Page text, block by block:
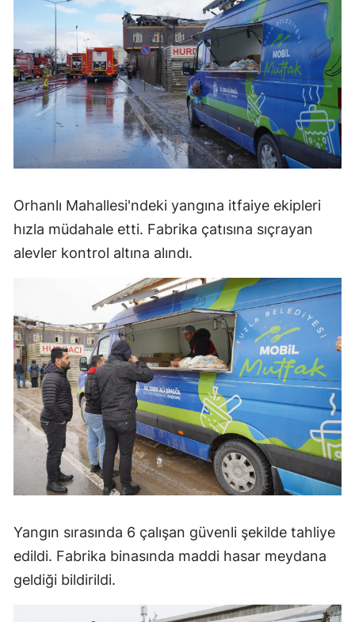
Orhanlı Mahallesi'ndeki yangına itfaiye ekipleri
hızla müdahale etti. Fabrika çatısına sıçrayan
alevler kontrol altına alındı.
Yangın sırasında 6 çalışan güvenli şekilde tahliye
edildi. Fabrika binasında maddi hasar meydana
geldiği bildirildi.